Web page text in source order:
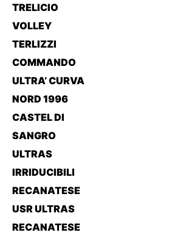
TRELICIO
VOLLEY
TERLIZZI
COMMANDO
ULTRA’ CURVA
NORD 1996
CASTEL DI
SANGRO
ULTRAS
IRRIDUCIBILI
RECANATESE
USR ULTRAS
RECANATESE